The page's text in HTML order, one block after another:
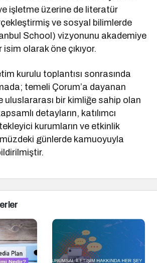
işletme üzerine de literatür
ve sosyal bilimlerde
School) vizyonunu akademiye
isim olarak öne çıkıyor.
kurulu toplantısı sonrasında
temeli Çorum’a dayanan
uluslararası bir kimliğe sahip olan
detayların, katılımcı
kurumların ve etkinlik
günlerde kamuoyuyla